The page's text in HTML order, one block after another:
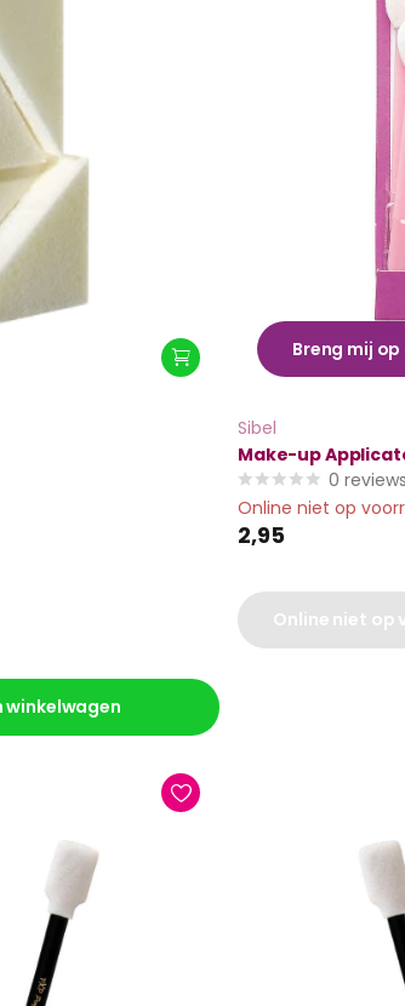
winkelwagen
Breng mij
Sibel
Make-up
0 reviews
Online niet op
2,95
Online niet op